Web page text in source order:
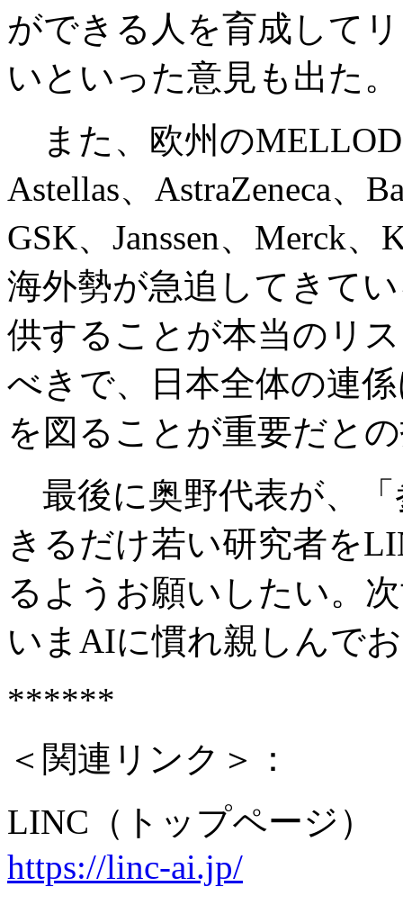
ができる人を育成して
いといった意見も出た。
また、欧州の
Astellas、AstraZeneca、
GSK、Janssen、Merck
海外勢が急追してきて
供することが本当のリ
べきで、日本全体の連
を図ることが重要だと
最後に奥野代表が、
きるだけ若い研究者を
るようお願いしたい。
いまAIに慣れ親しんで
******
＜関連リンク＞：
LINC（トップページ）
https://linc-ai.jp/